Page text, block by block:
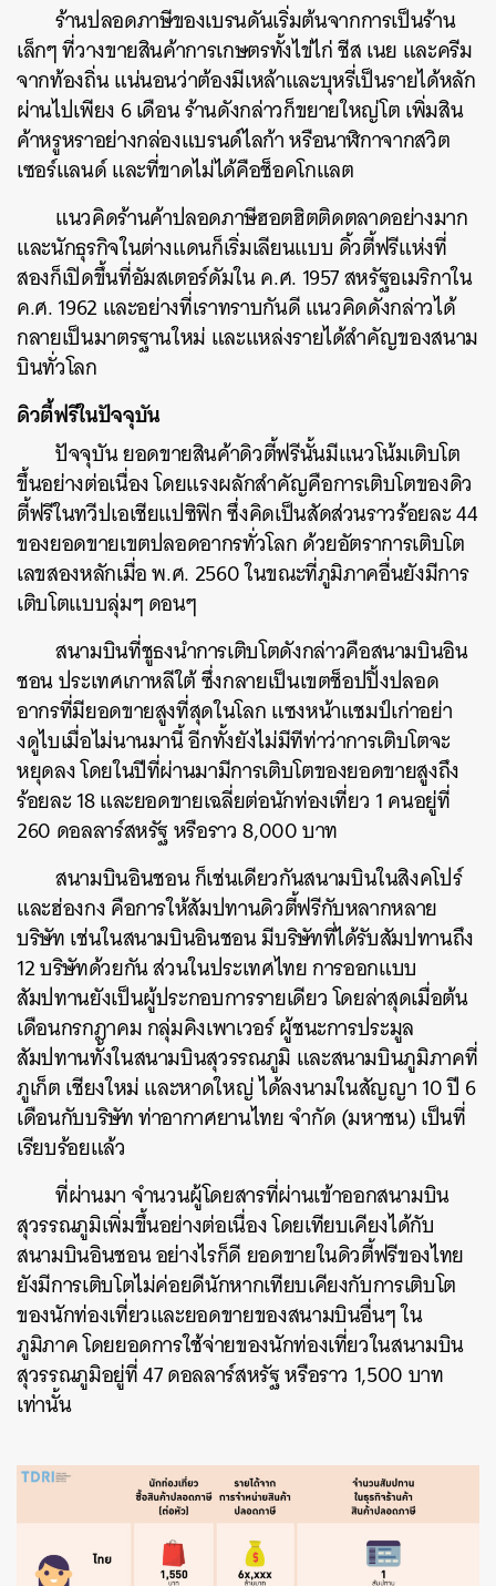
ร้านปลอดภาษีของเบรนดันเริ่มต้นจากการเป็นร้าน
เล็กๆ ที่วางขายสินค้าการเกษตรทั้งไข่ไก่ ชีส เนย และครีม
จากท้องถิ่น แน่นอนว่าต้องมีเหล้าและบุหรี่เป็นรายได้หลัก
ผ่านไปเพียง 6 เดือน ร้านดังกล่าวก็ขยายใหญ่โต เพิ่มสิน
ค้าหรูหราอย่างกล่องแบรนด์ไลก้า หรือนาฬิกาจากสวิต
เซอร์แลนด์ และที่ขาดไม่ได้คือช็อคโกแลต
แนวคิดร้านค้าปลอดภาษีฮอตฮิตติดตลาดอย่างมาก
และนักธุรกิจในต่างแดนก็เริ่มเลียนแบบ ดิ้วตี้ฟรีแห่งที่
สองก็เปิดขึ้นที่อัมสเตอร์ดัมใน ค.ศ. 1957 สหรัฐอเมริกาใน
ค.ศ. 1962 และอย่างที่เราทราบกันดี แนวคิดดังกล่าวได้
กลายเป็นมาตรฐานใหม่ และแหล่งรายได้สำคัญของสนาม
บินทั่วโลก
ดิวตี้ฟรีในปัจจุบัน
ปัจจุบัน ยอดขายสินค้าดิวตี้ฟรีนั้นมีแนวโน้มเติบโต
ขึ้นอย่างต่อเนื่อง โดยแรงผลักสำคัญคือการเติบโตของดิว
ตี้ฟรีในทวีปเอเชียแปซิฟิก ซึ่งคิดเป็นสัดส่วนราวร้อยละ 44
ของยอดขายเขตปลอดอากรทั่วโลก ด้วยอัตราการเติบโต
เลขสองหลักเมื่อ พ.ศ. 2560 ในขณะที่ภูมิภาคอื่นยังมีการ
เติบโตแบบลุ่มๆ ดอนๆ
สนามบินที่ชูธงนำการเติบโตดังกล่าวคือสนามบินอิน
ชอน ประเทศเกาหลีใต้ ซึ่งกลายเป็นเขตช็อปปิ้งปลอด
อากรที่มียอดขายสูงที่สุดในโลก แซงหน้าแชมป์เก่าอย่า
งดูไบเมื่อไม่นานมานี้ อีกทั้งยังไม่มีทีท่าว่าการเติบโตจะ
หยุดลง โดยในปีที่ผ่านมามีการเติบโตของยอดขายสูงถึง
ร้อยละ 18 และยอดขายเฉลี่ยต่อนักท่องเที่ยว 1 คนอยู่ที่
260 ดอลลาร์สหรัฐ หรือราว 8,000 บาท
สนามบินอินชอน ก็เช่นเดียวกันสนามบินในสิงคโปร์
และฮ่องกง คือการให้สัมปทานดิวตี้ฟรีกับหลากหลาย
บริษัท เช่นในสนามบินอินชอน มีบริษัทที่ได้รับสัมปทานถึง
12 บริษัทด้วยกัน ส่วนในประเทศไทย การออกแบบ
สัมปทานยังเป็นผู้ประกอบการรายเดียว โดยล่าสุดเมื่อต้น
เดือนกรกฎาคม กลุ่มคิงเพาเวอร์ ผู้ชนะการประมูล
สัมปทานทั้งในสนามบินสุวรรณภูมิ และสนามบินภูมิภาคที่
ภูเก็ต เชียงใหม่ และหาดใหญ่ ได้ลงนามในสัญญา 10 ปี 6
เดือนกับบริษัท ท่าอากาศยานไทย จำกัด (มหาชน) เป็นที่
เรียบร้อยแล้ว
ที่ผ่านมา จำนวนผู้โดยสารที่ผ่านเข้าออกสนามบิน
สุวรรณภูมิเพิ่มขึ้นอย่างต่อเนื่อง โดยเทียบเคียงได้กับ
สนามบินอินชอน อย่างไรก็ดี ยอดขายในดิวตี้ฟรีของไทย
ยังมีการเติบโตไม่ค่อยดีนักหากเทียบเคียงกับการเติบโต
ของนักท่องเที่ยวและยอดขายของสนามบินอื่นๆ ใน
ภูมิภาค โดยยอดการใช้จ่ายของนักท่องเที่ยวในสนามบิน
สุวรรณภูมิอยู่ที่ 47 ดอลลาร์สหรัฐ หรือราว 1,500 บาท
เท่านั้น
ค้นหา